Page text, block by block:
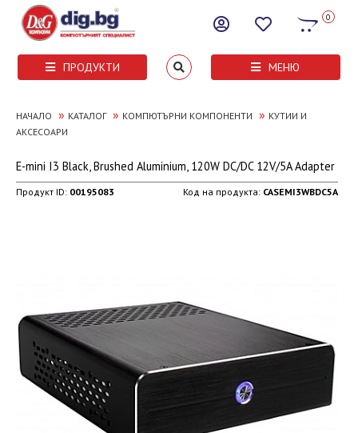
0
ПРОДУКТИ МЕНЮ
НАЧАЛО » КАТАЛОГ » КОМПЮТЪРНИ КОМПОНЕНТИ » КУТИИ И
АКСЕСОАРИ
E-mini I3 Black, Brushed Aluminium, 120W DC/DC 12V/5A Adapter
Продукт ID: 00195083 Код на продукта: CASEMI3WBDC5A